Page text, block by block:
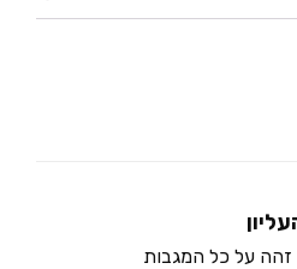
על כל המגבות